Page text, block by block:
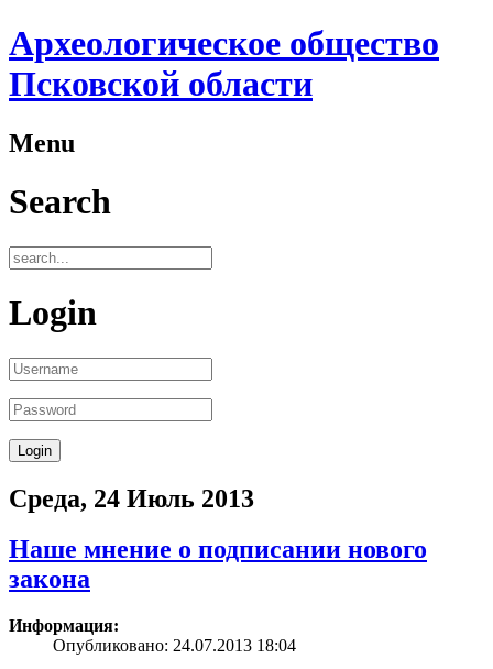
Археологическое общество
Псковской области
Menu
Search
Login
Среда, 24 Июль 2013
Наше мнение о подписании нового
закона
Информация:
Опубликовано: 24.07.2013 18:04